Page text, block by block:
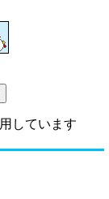
しています